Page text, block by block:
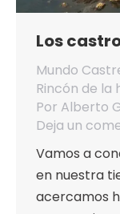
Los
Mundo
Rincón de la
Por Alberto
Deja un
Vamos a
en nuestra
acercamos